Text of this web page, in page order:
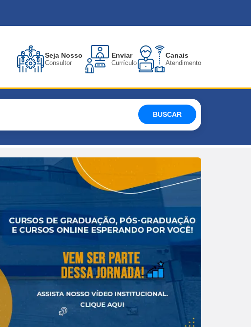
Seja Nosso
Consultor
Enviar
Currículo
Canais
Atendimento
BUSCAR